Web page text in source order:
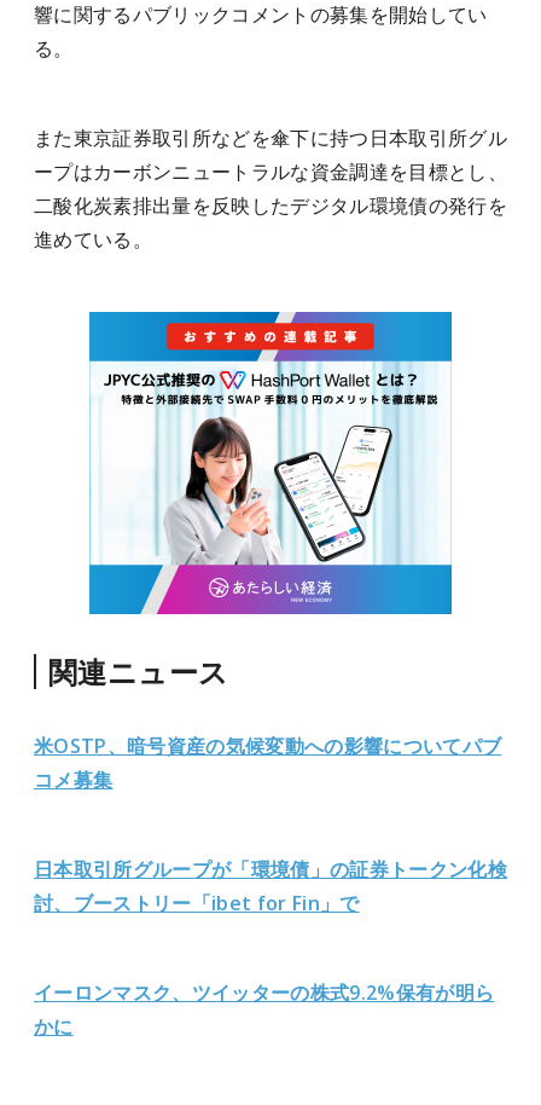
響に関するパブリックコメントの募集を開始してい
る。
また東京証券取引所などを傘下に持つ日本取引所グル
ープはカーボンニュートラルな資金調達を目標とし、
二酸化炭素排出量を反映したデジタル環境債の発行を
進めている。
関連ニュース
米OSTP、暗号資産の気候変動への影響についてパブ
コメ募集
日本取引所グループが「環境債」の証券トークン化検
討、ブーストリー「ibet for Fin」で
イーロンマスク、ツイッターの株式9.2%保有が明ら
かに